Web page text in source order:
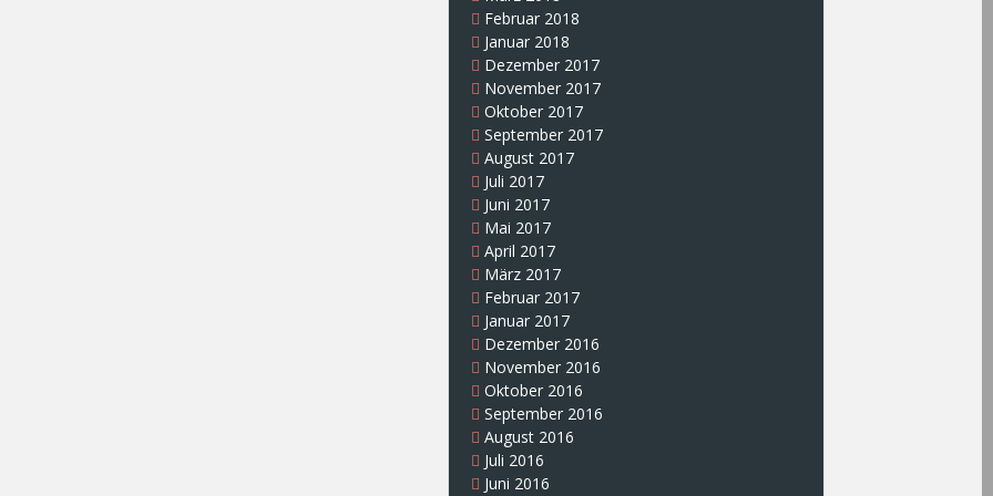
Februar 2018
Januar 2018
Dezember 2017
November 2017
Oktober 2017
September 2017
August 2017
Juli 2017
Juni 2017
Mai 2017
April 2017
März 2017
Februar 2017
Januar 2017
Dezember 2016
November 2016
Oktober 2016
September 2016
August 2016
Juli 2016
Juni 2016